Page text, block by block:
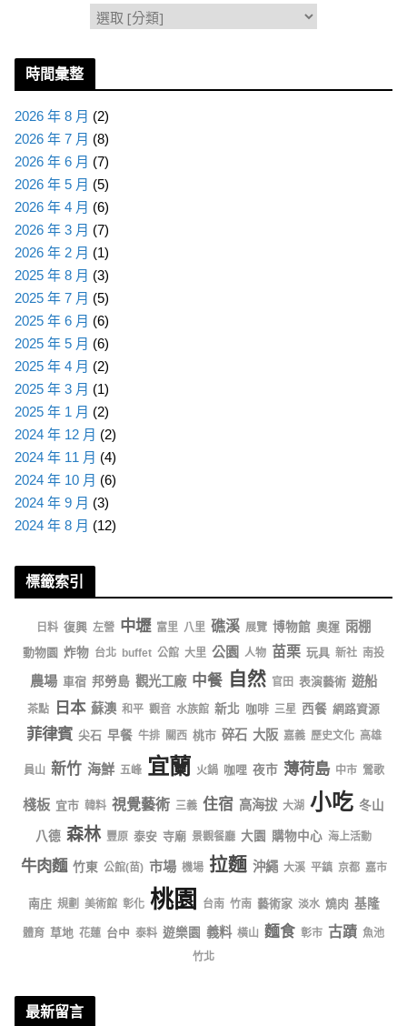
分
時間彙整
2026 年 8 月 (2)
2026 年 7 月 (8)
2026 年 6 月 (7)
2026 年 5 月 (5)
2026 年 4 月 (6)
2026 年 3 月 (7)
2026 年 2 月 (1)
2025 年 8 月 (3)
2025 年 7 月 (5)
2025 年 6 月 (6)
2025 年 5 月 (6)
2025 年 4 月 (2)
2025 年 3 月 (1)
2025 年 1 月 (2)
2024 年 12 月 (2)
2024 年 11 月 (4)
2024 年 10 月 (6)
2024 年 9 月 (3)
2024 年 8 月 (12)
標籤索引
日料 復興 左營 中壢 富里 八里 礁溪 展覽 博物館 奧運 雨棚
動物園 炸物 台北 buffet 公館 大里 公園 人物 苗栗 玩具 新社 南投
農場 車宿 邦勞島 觀光工廠 中餐 自然 官田 表演藝術 遊船
茶點 日本 蘇澳 和平 觀音 水族館 新北 咖啡 三星 西餐 網路資源
菲律賓 尖石 早餐 牛排 關西 桃市 碎石 大阪 嘉義 歷史文化 高雄
員山 新竹 海鮮 五峰 宜蘭 火鍋 咖哩 夜市 薄荷島 中市 鶯歌
棧板 宜市 韓料 視覺藝術 三義 住宿 高海拔 大湖 小吃 冬山
八德 森林 豐原 泰安 寺廟 景觀餐廳 大園 購物中心 海上活動
牛肉麵 竹東 公館(苗) 市場 機場 拉麵 沖繩 大溪 平鎮 京都 嘉市
南庄 規劃 美術館 彰化 桃園 台南 竹南 藝術家 淡水 燒肉 基隆
體育 草地 花蓮 台中 泰料 遊樂園 義料 橫山 麵食 彰市 古蹟 魚池
竹北
最新留言